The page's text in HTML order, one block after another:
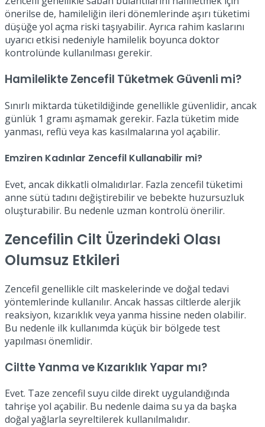
önerilse de, hamileliğin ileri dönemlerinde aşırı tüketimi
düşüğe yol açma riski taşıyabilir. Ayrıca rahim kaslarını
uyarıcı etkisi nedeniyle hamilelik boyunca doktor
kontrolünde kullanılması gerekir.
Hamilelikte Zencefil Tüketmek Güvenli mi?
Sınırlı miktarda tüketildiğinde genellikle güvenlidir, ancak
günlük 1 gramı aşmamak gerekir. Fazla tüketim mide
yanması, reflü veya kas kasılmalarına yol açabilir.
Emziren Kadınlar Zencefil Kullanabilir mi?
Evet, ancak dikkatli olmalıdırlar. Fazla zencefil tüketimi
anne sütü tadını değiştirebilir ve bebekte huzursuzluk
oluşturabilir. Bu nedenle uzman kontrolü önerilir.
Zencefilin Cilt Üzerindeki Olası
Olumsuz Etkileri
Zencefil genellikle cilt maskelerinde ve doğal tedavi
yöntemlerinde kullanılır. Ancak hassas ciltlerde alerjik
reaksiyon, kızarıklık veya yanma hissine neden olabilir.
Bu nedenle ilk kullanımda küçük bir bölgede test
yapılması önemlidir.
Ciltte Yanma ve Kızarıklık Yapar mı?
Evet. Taze zencefil suyu cilde direkt uygulandığında
tahrişe yol açabilir. Bu nedenle daima su ya da başka
doğal yağlarla seyreltilerek kullanılmalıdır.